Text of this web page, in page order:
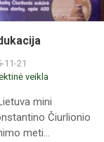
11-21
veikla
mini
Čiurlionio
meti...